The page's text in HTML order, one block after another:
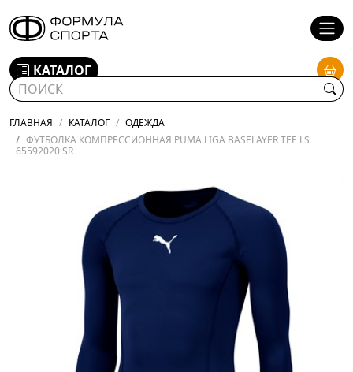
КАТАЛОГ
ГЛАВНАЯ КАТАЛОГ
ОДЕЖДА
ФУТБОЛКА КОМПРЕССИОННАЯ PUMA LIGA BASELAYER TEE LS
65592020 SR